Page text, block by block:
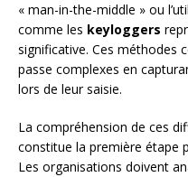
« man-in-the-middle » ou
comme les keyloggers
significative. Ces méthodes
passe complexes en
lors de leur saisie.
La compréhension de ces
constitue la première étape
Les organisations doivent